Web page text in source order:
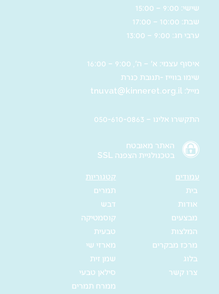
שישי: 9:00 – 15:00
שבת: 10:00 – 17:00
ערבי חג: 9:00 – 13:00
איסוף עצמי: א' – ה', 9:00 – 16:00
שימו בווייז -תנובת כנרת
מייל: tnuvat@kinneret.org.il
התקשרו אלינו – 050-610-0863
האתר מאובטח
בטכנולגיית הצפנה SSL
עמודים
בית
אודות
מבצעים
המלצות
מרכז מבקרים
בלוג
צרו קשר
קטגוריות
תמרים
דבש
קוסמטיקה
טבעית
מארזי שי
שמן זית
סילאן טבעי
ממרח תמרים